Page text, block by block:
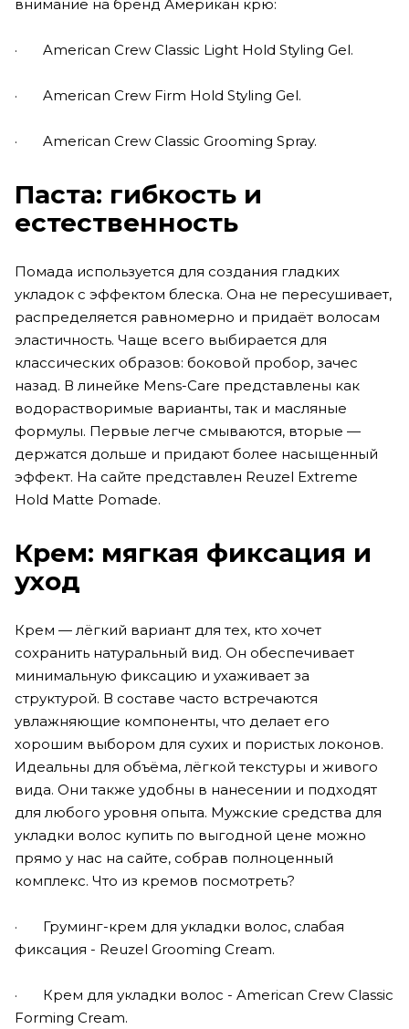
внимание на бренд Американ крю:
· American Crew Classic Light Hold Styling Gel.
· American Crew Firm Hold Styling Gel.
· American Crew Classic Grooming Spray.
Паста: гибкость и
естественность
Помада используется для создания гладких
укладок с эффектом блеска. Она не пересушивает,
распределяется равномерно и придаёт волосам
эластичность. Чаще всего выбирается для
классических образов: боковой пробор, зачес
назад. В линейке Mens-Care представлены как
водорастворимые варианты, так и масляные
формулы. Первые легче смываются, вторые —
держатся дольше и придают более насыщенный
эффект. На сайте представлен Reuzel Extreme
Hold Matte Pomade.
Крем: мягкая фиксация и
уход
Крем — лёгкий вариант для тех, кто хочет
сохранить натуральный вид. Он обеспечивает
минимальную фиксацию и ухаживает за
структурой. В составе часто встречаются
увлажняющие компоненты, что делает его
хорошим выбором для сухих и пористых локонов.
Идеальны для объёма, лёгкой текстуры и живого
вида. Они также удобны в нанесении и подходят
для любого уровня опыта. Мужские средства для
укладки волос купить по выгодной цене можно
прямо у нас на сайте, собрав полноценный
комплекс. Что из кремов посмотреть?
· Груминг-крем для укладки волос, слабая
фиксация - Reuzel Grooming Cream.
· Крем для укладки волос - American Crew Classic
Forming Cream.